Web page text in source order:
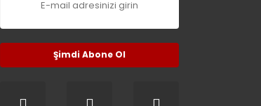
Şimdi Abone Ol